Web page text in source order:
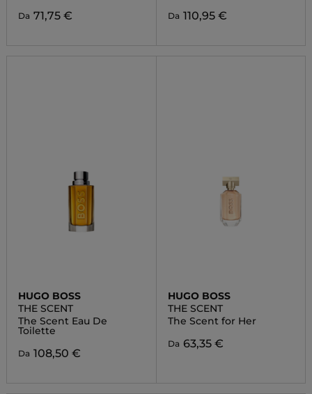
Da 71,75 € Da 110,95 €
HUGO BOSS
THE SCENT
The Scent Eau De
Toilette
Da 108,50 €
HUGO BOSS
THE SCENT
The Scent for Her
Da 63,35 €